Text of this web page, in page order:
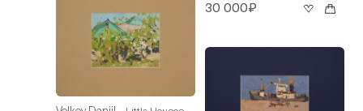
30 000₽